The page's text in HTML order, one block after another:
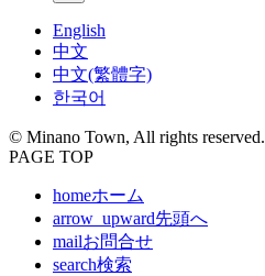
English
中文
中文(繁體字)
한국어
© Minano Town, All rights reserved.
PAGE TOP
homeホーム
arrow_upward先頭へ
mailお問合せ
search検索